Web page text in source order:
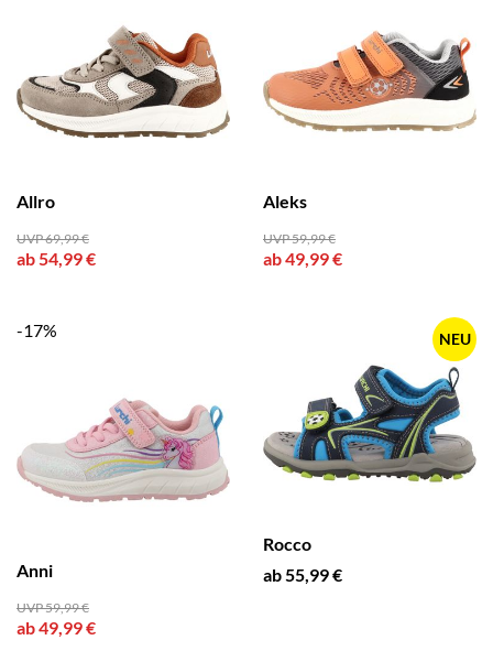
Allro
UVP 69,99 €
ab 54,99 €
Aleks
UVP 59,99 €
ab 49,99 €
-17%
Anni
UVP 59,99 €
ab 49,99 €
NEU
Rocco
ab 55,99 €